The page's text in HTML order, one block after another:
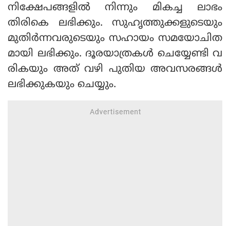
നിക്ഷേപങ്ങളില്‍ നിന്നും മികച്ച ലാഭം
തിരികെ ലഭിക്കും. സുഹൃത്തുക്കളുടെയും
മുതിര്‍ന്നവരുടെയും സഹായം സമയോചിത
മായി ലഭിക്കും. ദൂരയാത്രകള്‍ ചെയ്യേണ്ടി വ
രികയും അത് വഴി പുതിയ അവസരങ്ങള്‍
ലഭിക്കുകയും ചെയ്യും.